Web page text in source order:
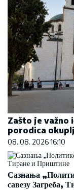
Zašto je važno
porodica
08. 08. 2026 16:10
Сазнања
савезу Загреба,